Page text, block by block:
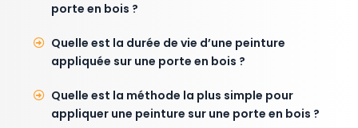
porte en bois ?
Quelle est la durée de vie d’une peinture
appliquée sur une porte en bois ?
Quelle est la méthode la plus simple pour
appliquer une peinture sur une porte en bois ?